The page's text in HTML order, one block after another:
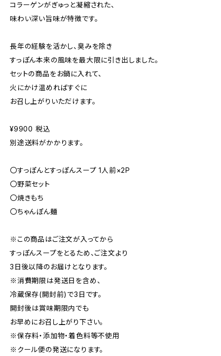
コラーゲンがぎゅっと凝縮された、
味わい深い旨味が特徴です。
長年の経験を活かし、臭みを除き
すっぽん本来の風味を最大限に引き出しました。
セットの商品をお鍋に入れて、
火にかけ温めればすぐに
お召し上がりいただけます。
¥9900 税込
別途送料がかかります。
〇すっぽんとすっぽんスープ 1人前×2P
〇野菜セット
〇焼きもち
〇ちゃんぽん麺
※この商品はご注文が入ってから
すっぽんスープをとるため、ご注文より
3日後以降のお届けとなります。
※消費期限は発送日を含め、
冷蔵保存(開封前)で3日です。
開封後は賞味期限内でも
お早めにお召し上がり下さい。
※保存料・添加物・着色料等不使用
※クール便の発送になります。